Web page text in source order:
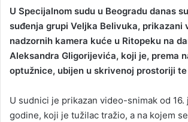
U Specijalnom sudu u Beogradu danas
suđenja grupi Veljka Belivuka, prikazani
nadzornih kamera kuće u Ritopeku na
Aleksandra Gligorijevića, koji je, prema
optužnice, ubijen u skrivenoj prostoriji
U sudnici je prikazan video-snimak od 16.
godine, koji je tužilac tražio, a na kojem